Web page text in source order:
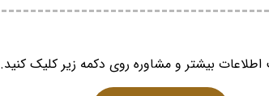
بیشتر و مشاوره روی دکمه زیر کلیک کنید.